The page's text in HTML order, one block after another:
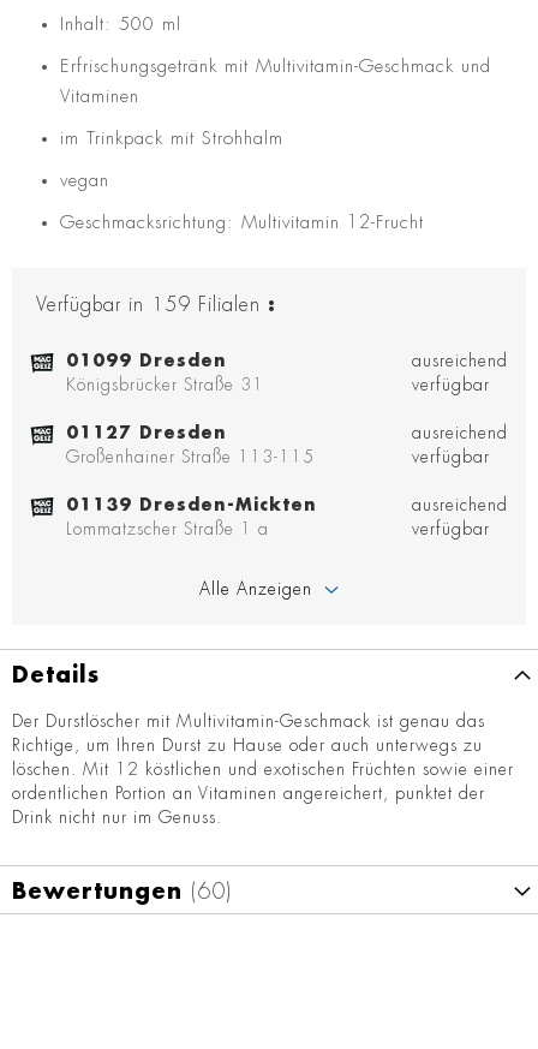
Inhalt: 500 ml
Erfrischungsgetränk mit Multivitamin-Geschmack und
Vitaminen
im Trinkpack mit Strohhalm
vegan
Geschmacksrichtung: Multivitamin 12-Frucht
Verfügbar in 159 Filialen :
01099 Dresden
Königsbrücker Straße 31
ausreichend
verfügbar
01127 Dresden
Großenhainer Straße 113-115
ausreichend
verfügbar
01139 Dresden-Mickten
Lommatzscher Straße 1 a
ausreichend
verfügbar
Alle Anzeigen
Details
Der Durstlöscher mit Multivitamin-Geschmack ist genau das
Richtige, um Ihren Durst zu Hause oder auch unterwegs zu
löschen. Mit 12 köstlichen und exotischen Früchten sowie einer
ordentlichen Portion an Vitaminen angereichert, punktet der
Drink nicht nur im Genuss.
Bewertungen 60